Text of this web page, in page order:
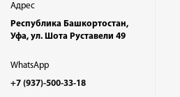
Адрес
Республика Башкортостан,
Уфа, ул. Шота Руставели 49
WhatsApp
+7 (937)-500-33-18